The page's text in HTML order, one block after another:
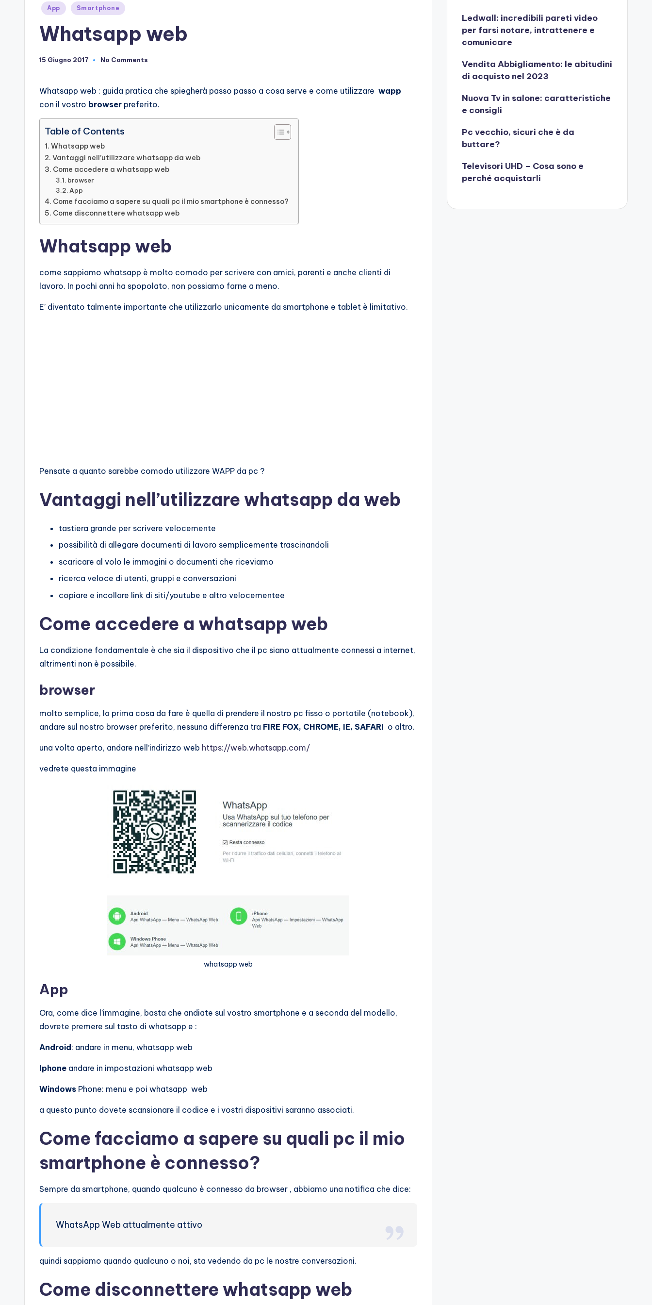
Posted
App Smartphone
Whatsapp web
15 Giugno 2017 No Comments
Whatsapp web : guida pratica che spiegherà passo passo a cosa serve e come utilizzare wapp
con il vostro browser preferito.
Table of Contents
Whatsapp web
Vantaggi nell’utilizzare whatsapp da web
Come accedere a whatsapp web
browser
App
Come facciamo a sapere su quali pc il mio smartphone è connesso?
Come disconnettere whatsapp web
Whatsapp web
come sappiamo whatsapp è molto comodo per scrivere con amici, parenti e anche clienti di
lavoro. In pochi anni ha spopolato, non possiamo farne a meno.
E’ diventato talmente importante che utilizzarlo unicamente da smartphone e tablet è limitativo.
Pensate a quanto sarebbe comodo utilizzare WAPP da pc ?
Vantaggi nell’utilizzare whatsapp da web
tastiera grande per scrivere velocemente
possibilità di allegare documenti di lavoro semplicemente trascinandoli
scaricare al volo le immagini o documenti che riceviamo
ricerca veloce di utenti, gruppi e conversazioni
copiare e incollare link di siti/youtube e altro velocementee
Come accedere a whatsapp web
La condizione fondamentale è che sia il dispositivo che il pc siano attualmente connessi a internet,
altrimenti non è possibile.
browser
molto semplice, la prima cosa da fare è quella di prendere il nostro pc fisso o portatile (notebook),
andare sul nostro browser preferito, nessuna differenza tra FIRE FOX, CHROME, IE, SAFARI o altro.
una volta aperto, andare nell’indirizzo web https://web.whatsapp.com/
vedrete questa immagine
whatsapp web
App
Ora, come dice l’immagine, basta che andiate sul vostro smartphone e a seconda del modello,
dovrete premere sul tasto di whatsapp e :
Android: andare in menu, whatsapp web
Iphone andare in impostazioni whatsapp web
Windows Phone: menu e poi whatsapp web
a questo punto dovete scansionare il codice e i vostri dispositivi saranno associati.
Come facciamo a sapere su quali pc il mio
smartphone è connesso?
Sempre da smartphone, quando qualcuno è connesso da browser , abbiamo una notifica che dice:
WhatsApp Web attualmente attivo
quindi sappiamo quando qualcuno o noi, sta vedendo da pc le nostre conversazioni.
Come disconnettere whatsapp web
Ledwall: incredibili pareti video
per farsi notare, intrattenere e
comunicare
Vendita Abbigliamento: le abitudini
di acquisto nel 2023
Nuova Tv in salone: caratteristiche
e consigli
Pc vecchio, sicuri che è da
buttare?
Televisori UHD – Cosa sono e
perché acquistarli